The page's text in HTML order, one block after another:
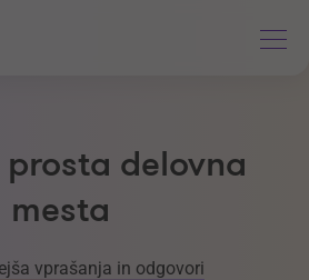
delovna
mesta
vprašanja in odgovori